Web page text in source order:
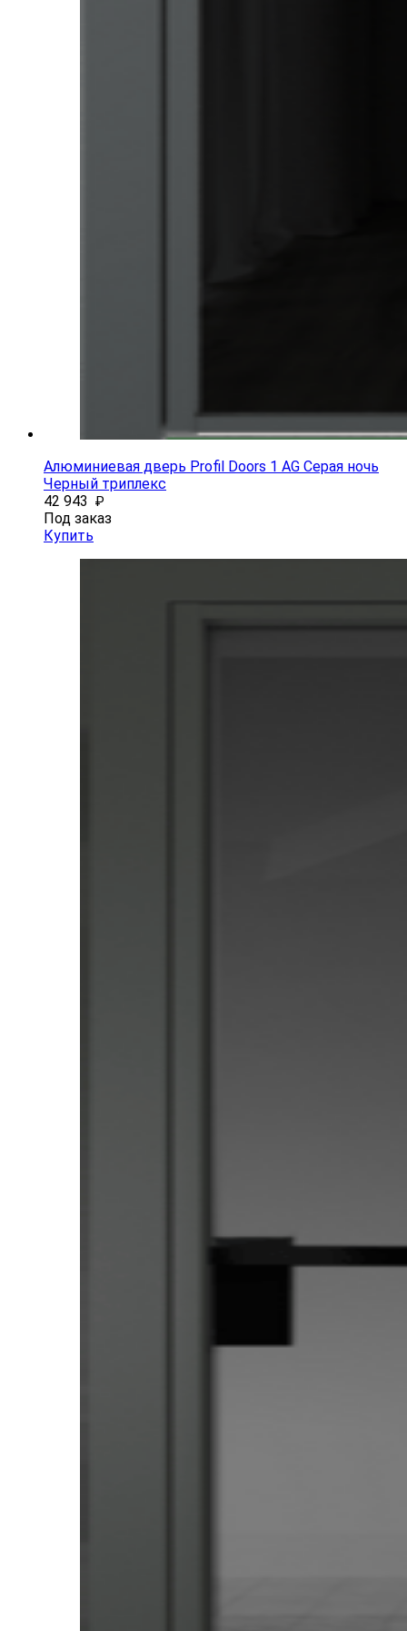
Алюминиевая дверь Profil Doors 1 AG Серая ночь
Черный триплекс
42 943 ₽
Под заказ
Купить